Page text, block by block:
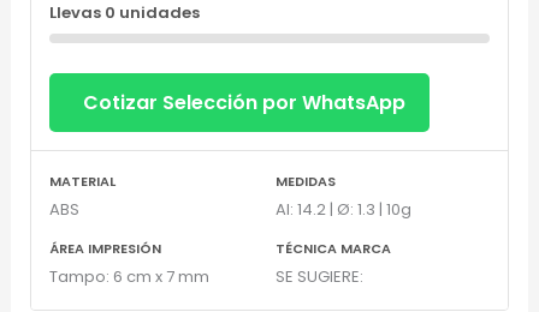
Llevas 0 unidades
Cotizar Selección por WhatsApp
MATERIAL
ABS
MEDIDAS
Al: 14.2 | Ø: 1.3 | 10g
ÁREA IMPRESIÓN
Tampo: 6 cm x 7 mm
TÉCNICA MARCA
SE SUGIERE: